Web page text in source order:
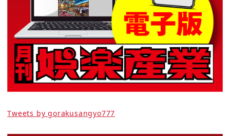
Tweets by gorakusangyo777